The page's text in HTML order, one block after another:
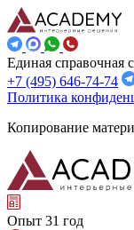
Единая справочная
+7 (495) 646-74-74
Политика
Копирование
Опыт 31 год